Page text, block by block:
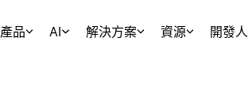
產品 AI 解決方案 資源 開發